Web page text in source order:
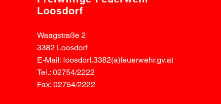
Loosdorf
Waagstraße 2
3382 Loosdorf
E-Mail: loosdorf.3382(a)feuerwehr.gv.at
Tel.: 02754/2222
Fax: 02754/2222